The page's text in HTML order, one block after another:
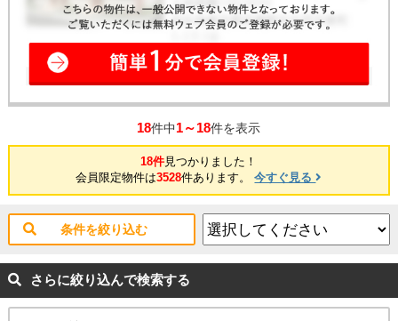
18件中1～18件を表示
18件見つかりました！
会員限定物件は3528件あります。今すぐ見る
条件を絞り込む
さらに絞り込んで検索する